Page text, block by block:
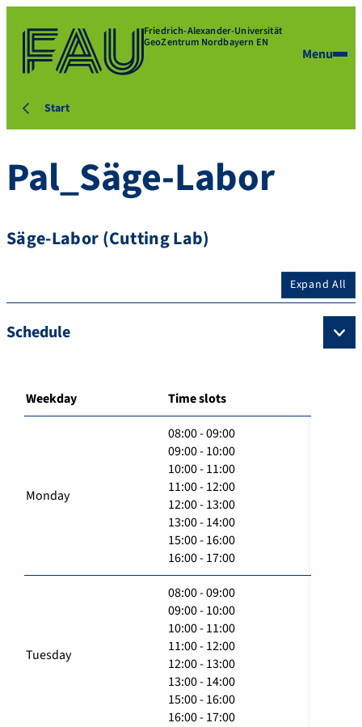
Friedrich-Alexander-Universität
GeoZentrum Nordbayern EN
Menu
Start
Pal_Säge-Labor
Säge-Labor (Cutting Lab)
Expand All
Schedule
Weekday Time slots
Monday
08:00 - 09:00
09:00 - 10:00
10:00 - 11:00
11:00 - 12:00
12:00 - 13:00
13:00 - 14:00
15:00 - 16:00
16:00 - 17:00
Tuesday
08:00 - 09:00
09:00 - 10:00
10:00 - 11:00
11:00 - 12:00
12:00 - 13:00
13:00 - 14:00
15:00 - 16:00
16:00 - 17:00